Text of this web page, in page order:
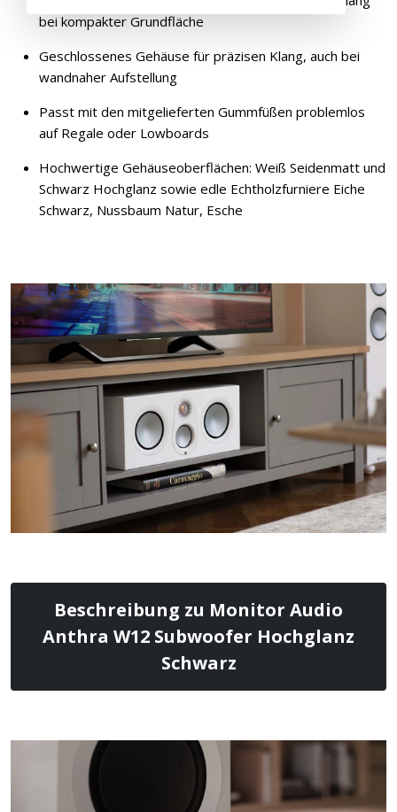
bei kompakter Grundfläche
Geschlossenes Gehäuse für präzisen Klang, auch bei
wandnaher Aufstellung
Passt mit den mitgelieferten Gummfüßen problemlos
auf Regale oder Lowboards
Hochwertige Gehäuseoberflächen: Weiß Seidenmatt und
Schwarz Hochglanz sowie edle Echtholzfurniere Eiche
Schwarz, Nussbaum Natur, Esche
Beschreibung zu Monitor Audio
Anthra W12 Subwoofer Hochglanz
Schwarz